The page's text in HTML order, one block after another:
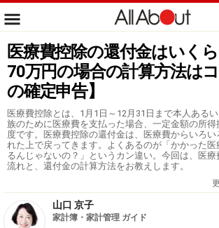
医療費控除の還付金はいく
70万円の場合の計算方法は
の確定申告】
医療費控除とは、1月1日～12月31日まで本人ある
族のために医療費を支払った場合、一定金額の所得
度です。医療費控除の還付金は、医療費からいろ
れた上で戻ってきます。よくあるのが「かかった医
るんじゃないの？」というカン違い。今回は、医
流れと、還付金の計算方法をお教えします。
山口 京子
家計簿・家計管理 ガイド